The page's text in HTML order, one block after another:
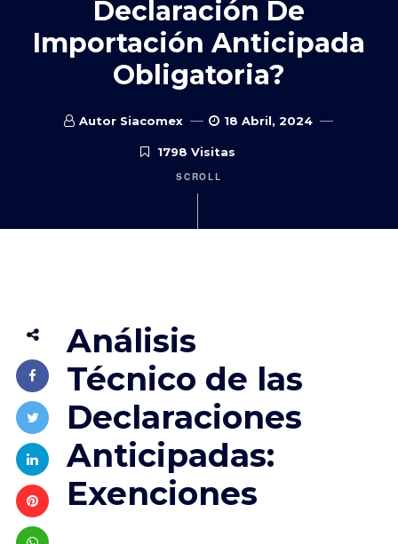
Declaración De
Importación Anticipada
Obligatoria?
Autor Siacomex 18 Abril, 2024
1798 Visitas
SCROLL
Análisis
Técnico de las
Declaraciones
Anticipadas:
Exenciones